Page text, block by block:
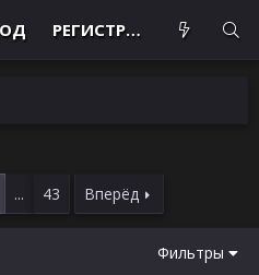
РЕГИСТРАЦИЯ
... 43 Вперёд
Фильтры